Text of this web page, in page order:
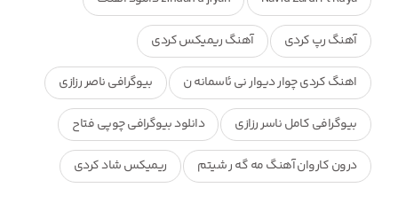
آهنگ رپ کردی آهنگ ریمیکس کردی
اهنگ کردی چوار دیوار نی ئاسمانه ن بیوگرافی ناصر رزازی
بیوگرافی کامل ناسر رزازی دانلود بیوگرافی چوپی فتاح
درون کاروان آهنگ مه گه ر شیتم ریمیکس شاد کردی